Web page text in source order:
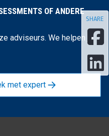
SHARE
OF ANDERE
adviseurs. We helpen je
met expert